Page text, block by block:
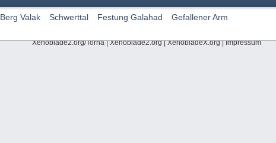
Berg Valak Schwerttal Festung Galahad
Gefallener Arm
Xenoblade2.org/Torna|Xenoblade2.org|XenobladeX.org|Impressum